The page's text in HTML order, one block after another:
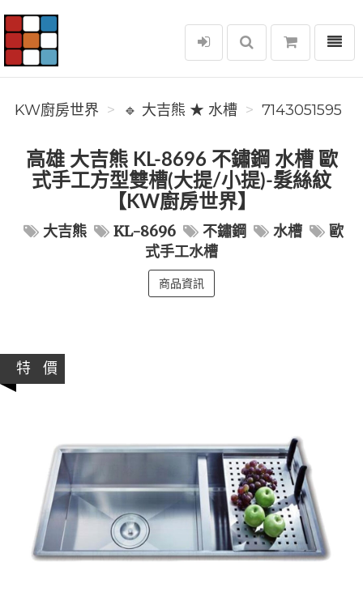
KW廚房世界
選單
KW廚房世界 🔹 大吉熊 ★ 水槽 7143051595
高雄 大吉熊 KL-8696 不鏽鋼 水槽 歐
式手工方型雙槽(大提/小提)-髮絲紋
【KW廚房世界】
大吉熊 KL-8696 不鏽鋼 水槽
歐
式手工水槽
商品資訊
特 價